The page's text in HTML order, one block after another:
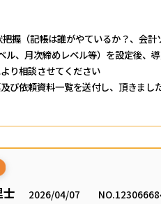
握（記帳は誰がやているか？、会
ル、月次締めレベル等）を設定後、導
り相談させてください
び依頼資料一覧を送付し、頂きまし
2026/04/07